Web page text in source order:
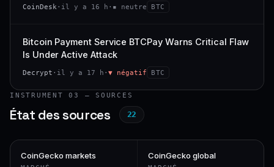
CoinDesk · il y a 16 h · ▪ neutre BTC
Bitcoin Payment Service BTCPay Warns Critical Flaw
Is Under Active Attack
Decrypt · il y a 17 h · ▼ négatif BTC
INSTRUMENT 03 — SOURCES
État des sources 22
CoinGecko markets CoinGecko global